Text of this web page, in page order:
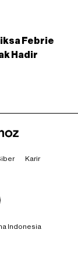
Febrie
Hadir
Karir
Indonesia